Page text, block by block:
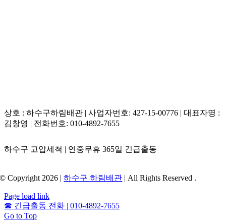
상호 : 하수구하림배관 | 사업자번호: 427-15-00776 | 대표자명 :
김창영 | 전화번호: 010-4892-7655
하수구 고압세척 | 연중무휴 365일 긴급출동
© Copyright 2026 |하수구 하림배관 | All Rights Reserved .
Page load link
☎ 긴급출동 전화 | 010-4892-7655
Go to Top